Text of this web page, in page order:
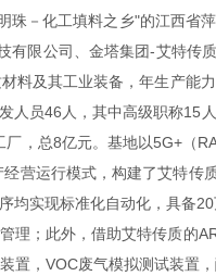
－化工填料之乡"的江西省
限公司、金塔集团-艾特传
料及其工业装备，年生产能
人员46人，其中高级职称15
，总8亿元。基地以5G+（
营运行模式，构建了艾特传
实现标准化自动化，具备
理；此外，借助艾特传质的
，VOC废气模拟测试装置，